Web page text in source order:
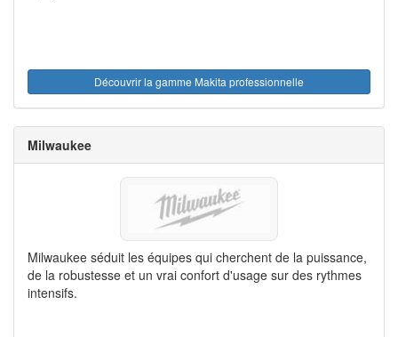
Découvrir la gamme Makita professionnelle
Milwaukee
Milwaukee séduit les équipes qui cherchent de la puissance,
de la robustesse et un vrai confort d'usage sur des rythmes
intensifs.